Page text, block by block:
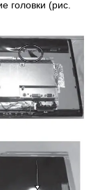
головки (рис.